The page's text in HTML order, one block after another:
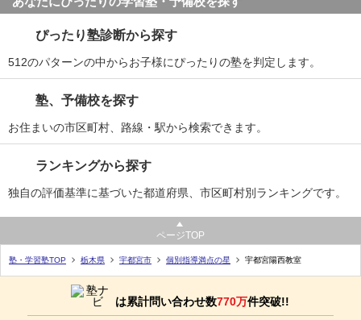
ぴったり塾診断から探す
512のパターンの中からお子様にぴったりの塾を判定します。
塾、予備校を探す
お住まいの市区町村、路線・駅から検索できます。
ランキングから探す
独自の評価基準に基づいた都道府県、市区町村別ランキングです。
ページTOP
塾・学習塾TOP 栃木県 宇都宮市 個別指導満点の星 宇都宮陽西教室
は累計問い合わせ数770万件突破!!